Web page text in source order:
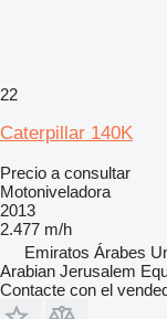
22
Caterpillar 140K
Precio a consultar
Motoniveladora
2013
2.477 m/h
Emiratos Árabes
Arabian Jerusalem
Contacte con el